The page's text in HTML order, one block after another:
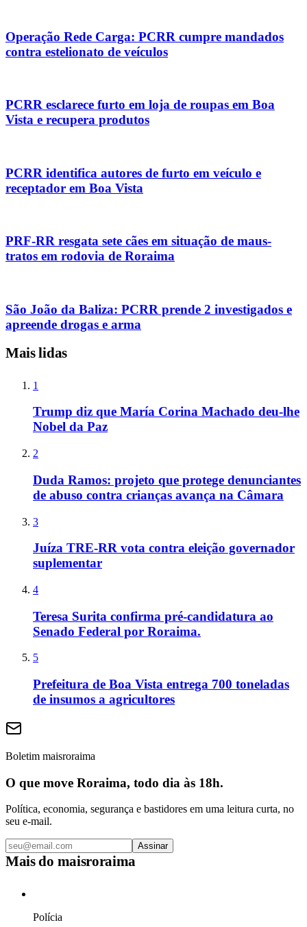
Operação Rede Carga: PCRR cumpre mandados
contra estelionato de veículos
PCRR esclarece furto em loja de roupas em Boa
Vista e recupera produtos
PCRR identifica autores de furto em veículo e
receptador em Boa Vista
PRF-RR resgata sete cães em situação de maus-
tratos em rodovia de Roraima
São João da Baliza: PCRR prende 2 investigados e
apreende drogas e arma
Mais lidas
1
Trump diz que María Corina Machado deu-lhe
Nobel da Paz
2
Duda Ramos: projeto que protege denunciantes
de abuso contra crianças avança na Câmara
3
Juíza TRE-RR vota contra eleição governador
suplementar
4
Teresa Surita confirma pré-candidatura ao
Senado Federal por Roraima.
5
Prefeitura de Boa Vista entrega 700 toneladas
de insumos a agricultores
Boletim maisroraima
O que move Roraima, todo dia às 18h.
Política, economia, segurança e bastidores em uma leitura curta, no
seu e-mail.
Assinar
Mais do maisroraima
Polícia